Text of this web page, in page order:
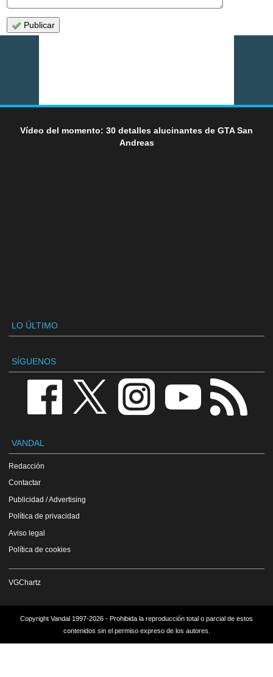
Publicar
Vídeo del momento: 30 detalles alucinantes de GTA San
Andreas
LO ÚLTIMO
SÍGUENOS
VANDAL
Redacción
Contactar
Publicidad / Advertising
Política de privacidad
Aviso legal
Política de cookies
VGChartz
Copyright Vandal 1997-2026 - Prohibida la reproducción total o parcial de estos
contenidos sin el permiso expreso de los autores.